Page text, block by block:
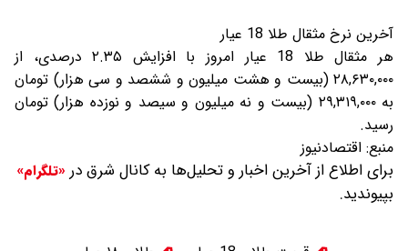
آخرین نرخ مثقال طلا 18 عیار
هر مثقال طلا 18 عیار امروز با افزایش ۲.۳۵ درصدی، از
۲۸,۶۳۰,۰۰۰ (بیست و هشت میلیون و ششصد و سی هزار) تومان
به ۲۹,۳۱۹,۰۰۰ (بیست و نه میلیون و سیصد و نوزده هزار) تومان
رسید.
منبع: اقتصادنیوز
برای اطلاع از آخرین اخبار و تحلیل‌ها به کانال شرق در «تلگرام»
بپیوندید.